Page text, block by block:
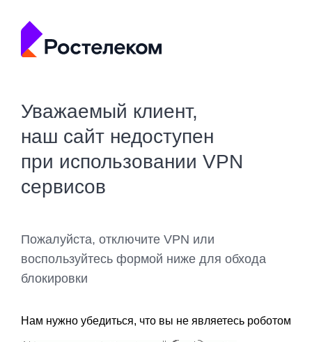
Уважаемый клиент,
наш сайт недоступен
при использовании VPN
сервисов
Пожалуйста, отключите VPN или
воспользуйтесь формой ниже для обхода
блокировки
Нам нужно убедиться, что вы не являетесь роботом